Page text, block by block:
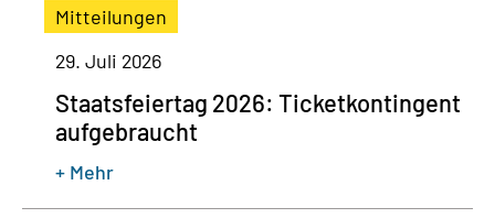
Mitteilungen
29. Juli 2026
Staatsfeiertag 2026: Ticketkontingent
aufgebraucht
+ Mehr